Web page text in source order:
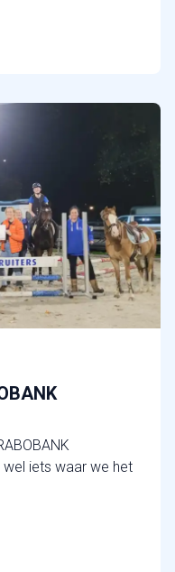
wel iets waar we het